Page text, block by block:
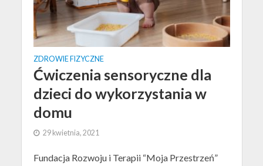
ZDROWIE FIZYCZNE
Ćwiczenia sensoryczne dla
dzieci do wykorzystania w
domu
29 kwietnia, 2021
Fundacja Rozwoju i Terapii “Moja Przestrzeń”